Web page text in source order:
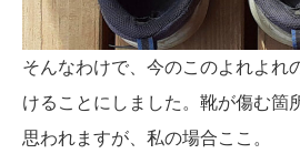
そんなわけで、今のこのよれよれ
けることにしました。靴が傷む箇
思われますが、私の場合ここ。